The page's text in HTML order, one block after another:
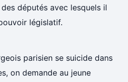
députés avec lesquels il
législatif.
parisien se suicide dans
on demande au jeune